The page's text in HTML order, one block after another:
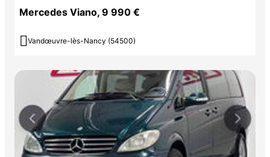
Mercedes Viano, 9 990 €
 Vandœuvre-lès-Nancy (54500)